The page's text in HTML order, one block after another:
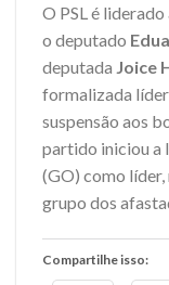
O PSL é
o deputado
deputada Joice
formalizada líder
suspensão aos
partido iniciou a
(GO) como
grupo dos
Compartilhe isso: